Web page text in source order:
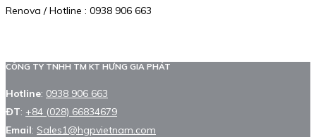
Renova / Hotline : 0938 906 663
CÔNG TY TNHH TM KT HƯNG GIA PHÁT
Hotline: 0938 906 663
ĐT: +84 (028) 66834679
Email: Sales1@hgpvietnam.com